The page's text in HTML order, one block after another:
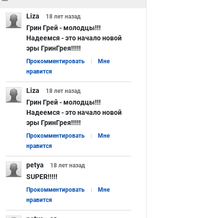
Liza 18 лет назад
Грин Грей - молодцы!!!
Надеемся - это начало новой
эры ГринГрея!!!!!
Прокомментировать
Мне
нравится
Liza 18 лет назад
Грин Грей - молодцы!!!
Надеемся - это начало новой
эры ГринГрея!!!!!
Прокомментировать
Мне
нравится
petya 18 лет назад
SUPER!!!!!
Прокомментировать
Мне
нравится